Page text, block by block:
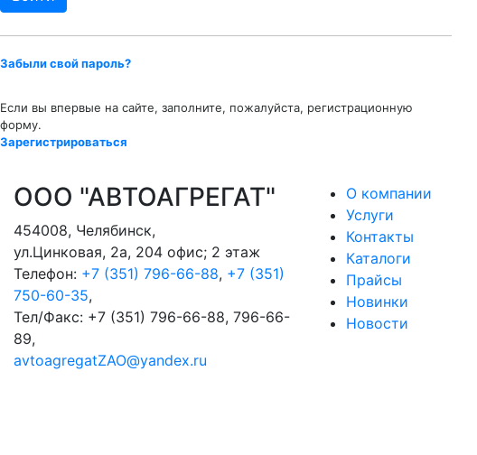
Забыли свой пароль?
Если вы впервые на сайте, заполните, пожалуйста, регистрационную
форму.
Зарегистрироваться
ООО "АВТОАГРЕГАТ"
454008, Челябинск,
ул.Цинковая, 2а, 204 офис; 2 этаж
Телефон: +7 (351) 796-66-88, +7 (351)
750-60-35,
Тел/Факс: +7 (351) 796-66-88, 796-66-
89,
avtoagregatZAO@yandex.ru
О компании
Услуги
Контакты
Каталоги
Прайсы
Новинки
Новости